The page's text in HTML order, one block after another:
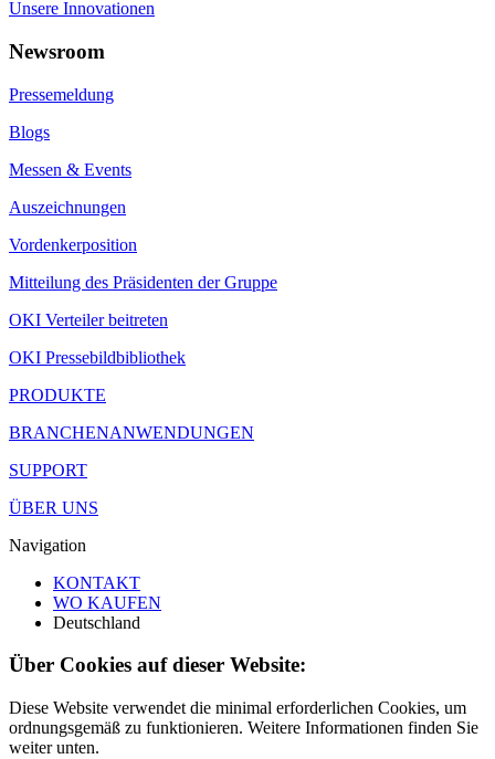
Unsere Innovationen
Newsroom
Pressemeldung
Blogs
Messen & Events
Auszeichnungen
Vordenkerposition
Mitteilung des Präsidenten der Gruppe
OKI Verteiler beitreten
OKI Pressebildbibliothek
PRODUKTE
BRANCHENANWENDUNGEN
SUPPORT
ÜBER UNS
Navigation
KONTAKT
WO KAUFEN
Deutschland
Über Cookies auf dieser Website:
Diese Website verwendet die minimal erforderlichen Cookies, um
ordnungsgemäß zu funktionieren. Weitere Informationen finden Sie
weiter unten.